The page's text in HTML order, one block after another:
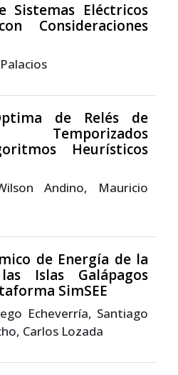
Sistemas Eléctricos
Consideraciones
de Relés de
Temporizados
Heurísticos
Andino, Mauricio
de Energía de la
Islas Galápagos
SimSEE
Echeverría, Santiago
Carlos Lozada